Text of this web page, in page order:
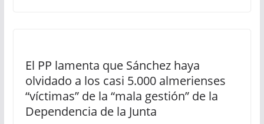
El PP lamenta que Sánchez haya
olvidado a los casi 5.000 almerienses
“víctimas” de la “mala gestión” de la
Dependencia de la Junta